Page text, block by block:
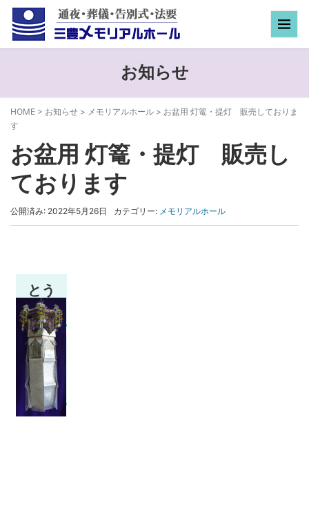
お知らせ
HOME > お知らせ > メモリアルホール > お盆用 灯篭・提灯 販売しておりま
す
お盆用 灯篭・提灯 販売し
ております
公開済み: 2022年5月26日 カテゴリー: メモリアルホール
とう
ろう
ちょ
うち
ん